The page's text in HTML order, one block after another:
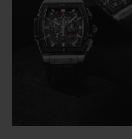
também se
metais preciosos, de
naturais. Incorpora
esqueleto El Primero